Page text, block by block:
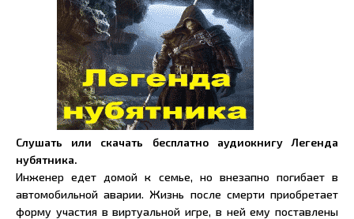
Слушать или скачать бесплатно аудиокнигу Легенда
нубятника.
Инженер едет домой к семье, но внезапно погибает в
автомобильной аварии. Жизнь после смерти приобретает
форму участия в виртуальной игре, в ней ему поставлены